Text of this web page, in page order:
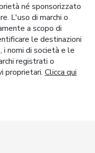
né sponsorizzato
L'uso di marchi o
a scopo di
le destinazioni
i nomi di società e le
registrati o
proprietari. Clicca qui